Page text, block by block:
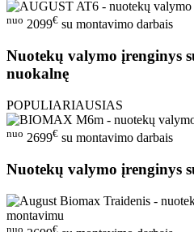
nuo 2099€ su montavimo darbais
Nuotekų valymo įrenginys
nuokalnę
POPULIARIAUSIAS
nuo 2699€ su montavimo darbais
Nuotekų valymo įrenginys
nuo €